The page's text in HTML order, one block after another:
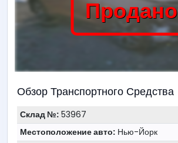
Продано
Обзор Транспортного Средства
Склад №:53967
Местоположение авто:Нью-Йорк